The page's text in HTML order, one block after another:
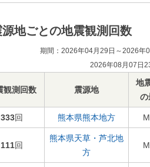
源地ごとの地震観測回数
期間：2026年04月29日～2026年
2026年08月07日
観測回数 震源地
地
の
333回 熊本県熊本地方
111回
熊本県天草・芦北地
方